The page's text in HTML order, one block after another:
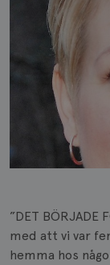
”DET
med att vi var
hemma hos